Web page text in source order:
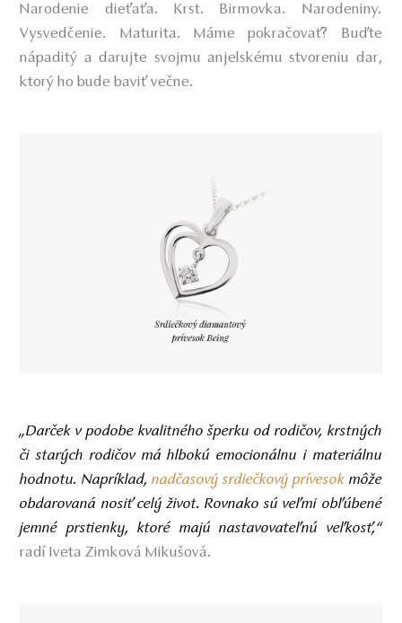
Narodenie dieťaťa. Krst. Birmovka. Narodeniny.
Vysvedčenie. Maturita. Máme pokračovať? Buďte
nápaditý a darujte svojmu anjelskému stvoreniu dar,
ktorý ho bude baviť večne.
„Darček v podobe kvalitného šperku od rodičov, krstných
či starých rodičov má hlbokú emocionálnu i materiálnu
hodnotu. Napríklad, nadčasový srdiečkový prívesok môže
obdarovaná nosiť celý život. Rovnako sú veľmi obľúbené
jemné prstienky, ktoré majú nastavovateľnú veľkosť,“
radí Iveta Zimková Mikušová.